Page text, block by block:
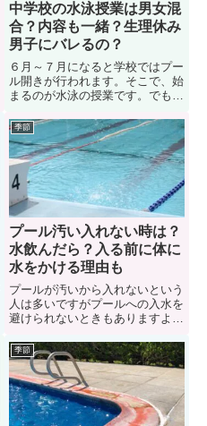
中学校の水泳授業は男女混
合？内容も一緒？生理休み
男子にバレるの？
６月～７月になると学校ではプー
ル開きが行われます。そこで、始
まるのが水泳の授業です。でも、
のか？女子生徒であれば、生理休
みがばれる可能性がありますし、
男子からの視線に不快感を覚える
人もいます。ここでは、中学校の
プール授業（水泳の授業）は男女
混合なのか？徹底追及します。
季節
プール汚い入れない時は？
水飲んだら？入る前に体に
水をかける理由も
プールが汚いから入れないという
人は多いですがプールへの入水を
避けられないときもありますよ
いときの対策は何かあるのか？こ
こでは対策について紹介していま
す。ほかにも「プールの水を飲ん
だらどうなるのか？」、「プール
に入る前に水をかける理由」につ
いても紹介しています。
季節